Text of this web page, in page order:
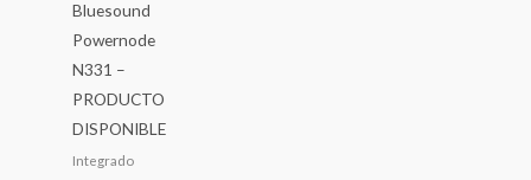
Bluesound
Powernode
N331 –
PRODUCTO
DISPONIBLE
Integrado